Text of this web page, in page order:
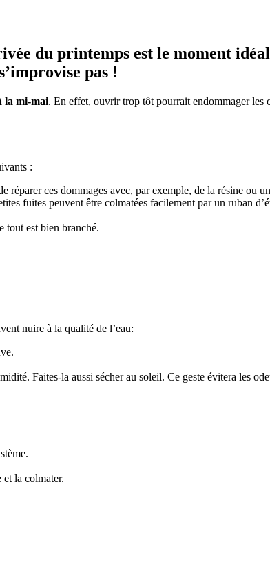
du printemps est le moment
pas !
la mi-mai. En effet, ouvrir trop tôt pourrait endommager les
:
réparer ces dommages avec, par exemple, de la résine ou
fuites peuvent être colmatées facilement par un ruban
tout est bien branché.
nuire à la qualité de l’eau:
Faites-la aussi sécher au soleil. Ce geste évitera les
la colmater.